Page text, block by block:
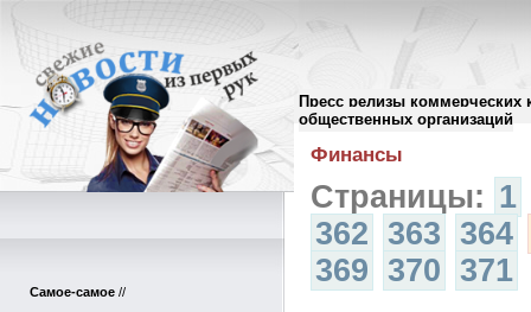
Пресс релизы коммерческих
общественных организаций
Самое-самое //
Архив пресс-релизов//
Финансы
Страницы: 1
362 363 364
369 370 371